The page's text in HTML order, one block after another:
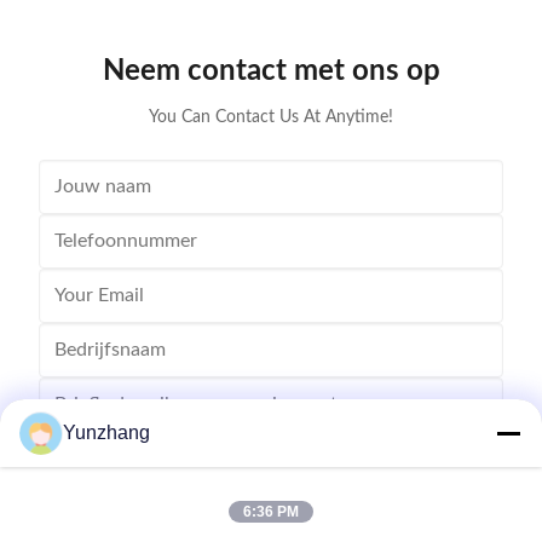
Neem contact met ons op
You Can Contact Us At Anytime!
Yunzhang
6:36 PM